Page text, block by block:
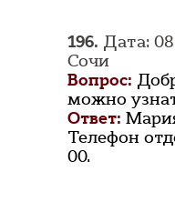
196. Дата:
Сочи
Вопрос:
можно
Ответ:
Телефон
00.